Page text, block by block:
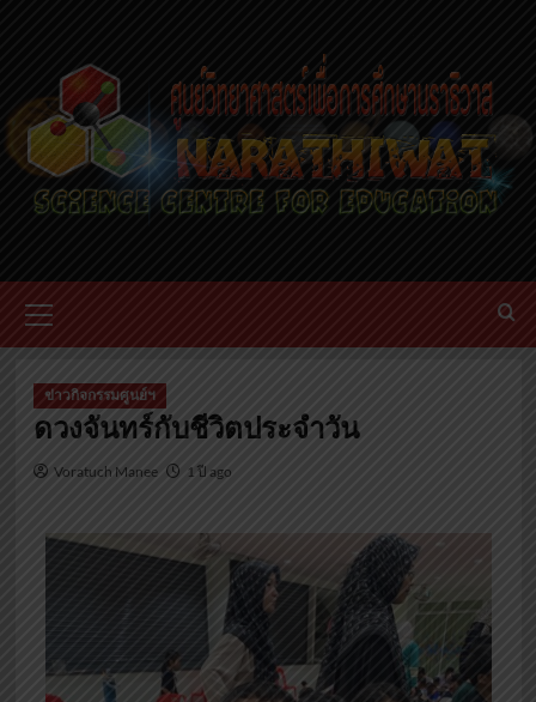
ข่าวกิจกรรมศูนย์ฯ
ดวงจันทร์กับชีวิตประจำวัน
Voratuch Manee 1 ปี ago